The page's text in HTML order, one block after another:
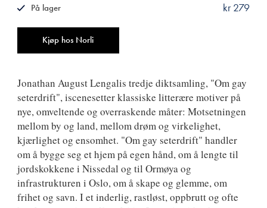
Kjøp hos Norli
kr 279
På lager
Jonathan August Lengalis tredje diktsamling, "Om gay
seterdrift", iscenesetter klassiske litterære motiver på
nye, omveltende og overraskende måter: Motsetningen
mellom by og land, mellom drøm og virkelighet,
kjærlighet og ensomhet. "Om gay seterdrift" handler
om å bygge seg et hjem på egen hånd, om å lengte til
jordskokkene i Nissedal og til Ormøya og
infrastrukturen i Oslo, om å skape og glemme, om
frihet og savn. I et inderlig, rastløst, oppbrutt og ofte